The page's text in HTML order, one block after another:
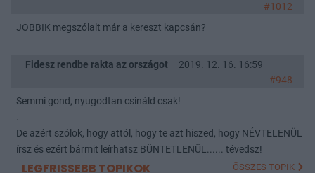
#1012
JOBBIK megszólalt már a kereszt kapcsán?
Fidesz rendbe rakta az országot
2019. 12. 16. 16:59
#948
Semmi gond, nyugodtan csináld csak!
.
De azért szólok, hogy attól, hogy te azt hiszed, hogy NÉVTELENÜL
írsz és ezért bármit leírhatsz BÜNTETLENÜL...... tévedsz!
LEGFRISSEBB TOPIKOK ÖSSZES TOPIK